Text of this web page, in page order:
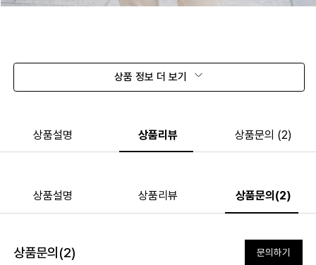
상품 정보 더 보기
상품설명 상품리뷰 상품문의 (2)
상품설명 상품리뷰 상품문의(2)
상품문의(2) 문의하기